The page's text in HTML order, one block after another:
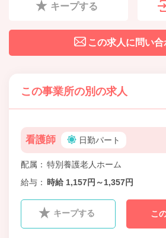
キープする
この求人に問い合
この事業所の別の求人
看護師 日勤パート
配属
特別養護老人ホーム
給与
時給 1,157円～1,357円
キープする こ